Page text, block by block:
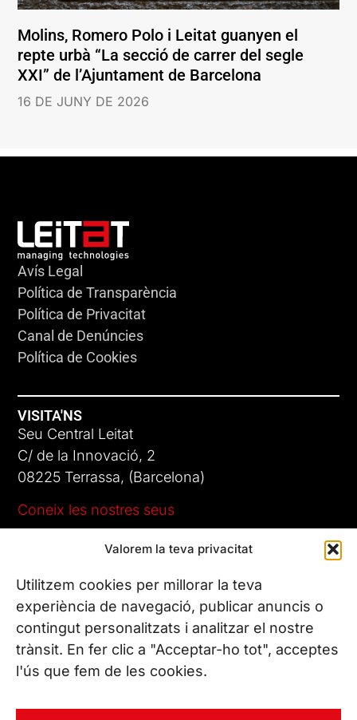
Valorem la teva privacitat
Utilitzem cookies per millorar la teva
experiència de navegació, publicar anuncis o
contingut personalitzats i analitzar el nostre
trànsit. En fer clic a "Acceptar-ho tot", acceptes
l'ús que fem de les cookies.
Molins, Romero Polo i Leitat guanyen el
repte urbà “La secció de carrer del segle
XXI” de l’Ajuntament de Barcelona
16 DE JUNY DE 2026
Avís Legal
Política de Transparència
Política de Privacitat
Canal de Denúncies
Política de Cookies
VISITA'NS
Seu Central Leitat
C/ de la Innovació, 2
08225 Terrassa, (Barcelona)
Coneix les nostres seus
Tel. (+34) 937 882 300
SEGUEIX-NOS